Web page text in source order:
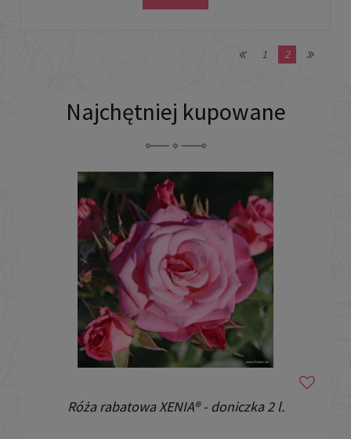
1 2
Najchętniej kupowane
Róża rabatowa XENIA® - doniczka 2 l.